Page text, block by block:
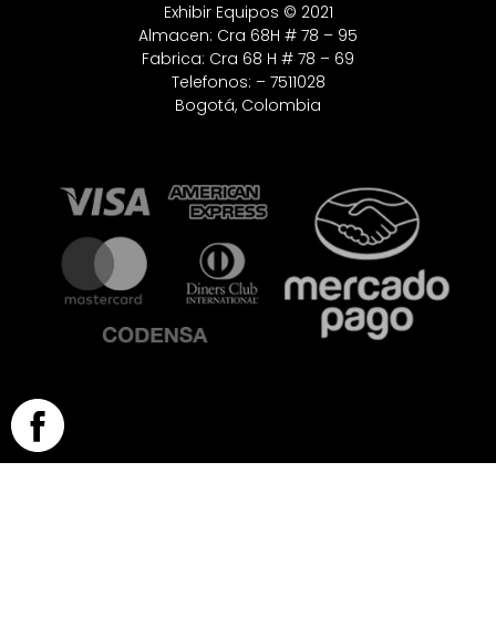
Exhibir Equipos © 2021
Almacen: Cra 68H # 78 – 95
Fabrica: Cra 68 H # 78 – 69
Telefonos: – 7511028
Bogotá, Colombia